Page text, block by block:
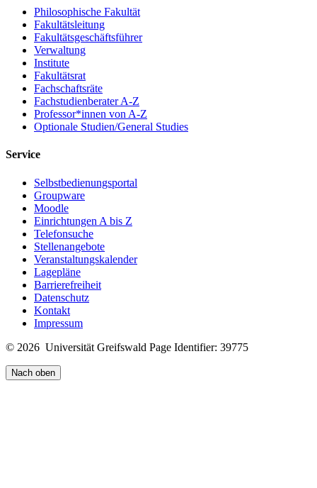
Philosophische Fakultät
Fakultätsleitung
Fakultätsgeschäftsführer
Verwaltung
Institute
Fakultätsrat
Fachschaftsräte
Fachstudienberater A-Z
Professor*innen von A-Z
Optionale Studien/General Studies
Service
Selbstbedienungsportal
Groupware
Moodle
Einrichtungen A bis Z
Telefonsuche
Stellenangebote
Veranstaltungskalender
Lagepläne
Barrierefreiheit
Datenschutz
Kontakt
Impressum
© 2026 Universität Greifswald Page Identifier: 39775
Nach oben